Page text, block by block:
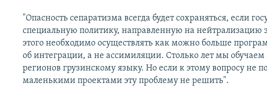
"Опасность сепаратизма всегда будет сохраняться, если
специальную политику, направленную на нейтрализацию
этого необходимо осуществлять как можно больше
об интеграции, а не ассимиляции. Столько лет мы обучаем
регионов грузинскому языку. Но если к этому вопросу не
маленькими проектами эту проблему не решить".